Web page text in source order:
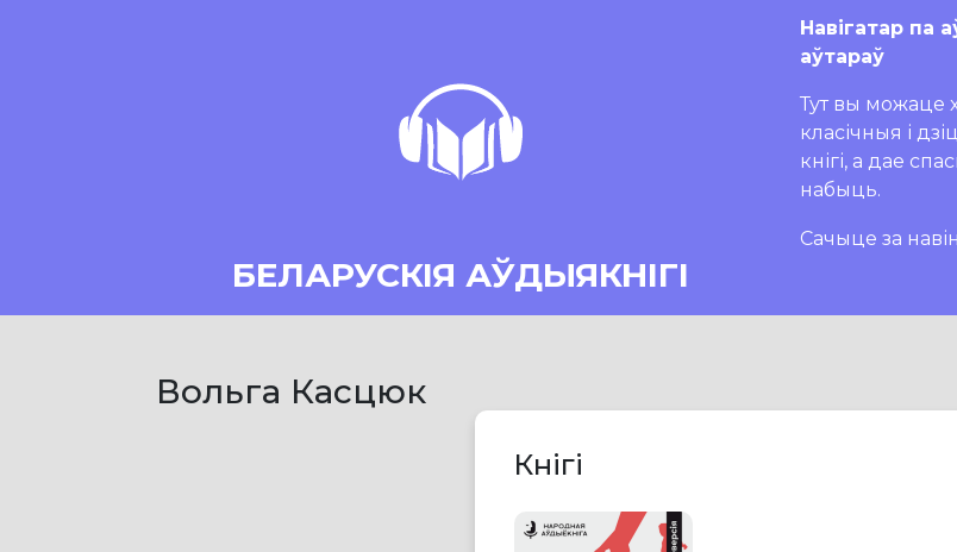
БЕЛАРУСКІЯ АЎДЫЯКНІГІ
Навігатар па
аўтараў
Тут вы можаце
класічныя і
кнігі, а дае
набыць.
Сачыце за
Вольга Касцюк
Кнігі